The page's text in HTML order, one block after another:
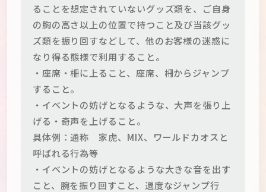
ることを想定されていないグッズ類を、ご自身
の胸の高さ以上の位置で持つこと及び当該グッ
ズ類を振り回すなどして、他のお客様の迷惑に
なり得る態様で利用すること。
・座席・柵に上ること、座席、柵からジャンプ
すること。
・イベントの妨げとなるような、大声を張り上
げる・奇声を上げること。
具体例：通称 家虎、MIX、ワールドカオスと
呼ばれる行為等
・イベントの妨げとなるような大きな音を出す
こと、腕を振り回すこと、過度なジャンプ行